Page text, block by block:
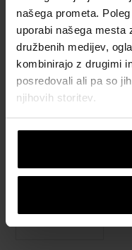
našega prometa.
uporabi našega mesta
družbenih medijev,
kombinirajo z drugimi
posredovali ali pa so
njihovih storitev.
Naročite
brezplačni
vzorec
strešnika
How to
video
napotki
Katalogi,